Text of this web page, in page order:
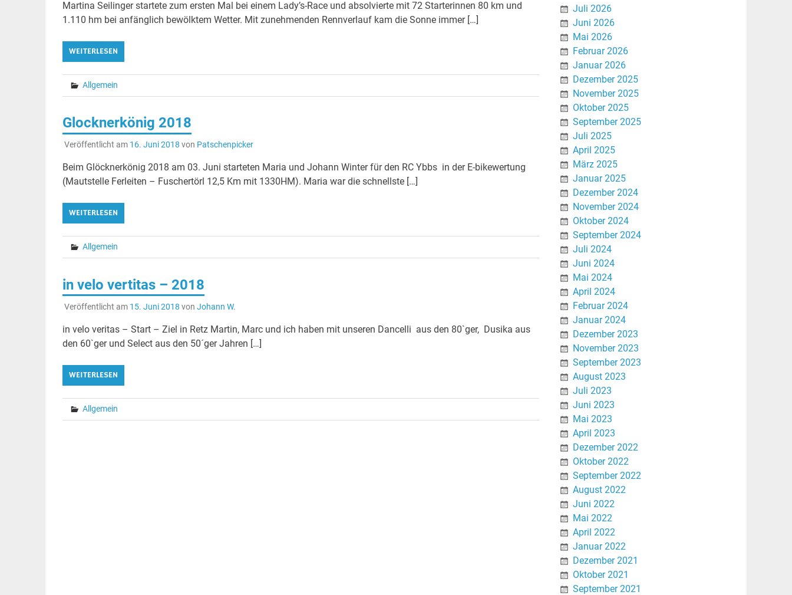
Martina Seilinger startete zum ersten Mal bei einem Lady’s-Race und absolvierte mit 72 Starterinnen 80 km und
1.110 hm bei anfänglich bewölktem Wetter. Mit zunehmenden Rennverlauf kam die Sonne immer […]
WEITERLESEN
Allgemein
Glocknerkönig 2018
Veröffentlicht am 16. Juni 2018 von Patschenpicker
Beim Glöcknerkönig 2018 am 03. Juni starteten Maria und Johann Winter für den RC Ybbs in der E-bikewertung
(Mautstelle Ferleiten – Fuschertörl 12,5 Km mit 1330HM). Maria war die schnellste […]
WEITERLESEN
Allgemein
in velo vertitas – 2018
Veröffentlicht am 15. Juni 2018 von Johann W.
in velo veritas – Start – Ziel in Retz Martin, Marc und ich haben mit unseren Dancelli aus den 80`ger, Dusika aus
den 60`ger und Select aus den 50´ger Jahren […]
WEITERLESEN
Allgemein
Juli 2026
Juni 2026
Mai 2026
Februar 2026
Januar 2026
Dezember 2025
November 2025
Oktober 2025
September 2025
Juli 2025
April 2025
März 2025
Januar 2025
Dezember 2024
November 2024
Oktober 2024
September 2024
Juli 2024
Juni 2024
Mai 2024
April 2024
Februar 2024
Januar 2024
Dezember 2023
November 2023
September 2023
August 2023
Juli 2023
Juni 2023
Mai 2023
April 2023
Dezember 2022
Oktober 2022
September 2022
August 2022
Juni 2022
Mai 2022
April 2022
Januar 2022
Dezember 2021
Oktober 2021
September 2021